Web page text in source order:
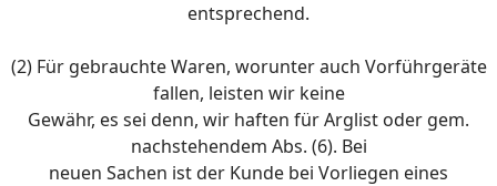
entsprechend.
(2) Für gebrauchte Waren, worunter auch Vorführgeräte
fallen, leisten wir keine
Gewähr, es sei denn, wir haften für Arglist oder gem.
nachstehendem Abs. (6). Bei
neuen Sachen ist der Kunde bei Vorliegen eines